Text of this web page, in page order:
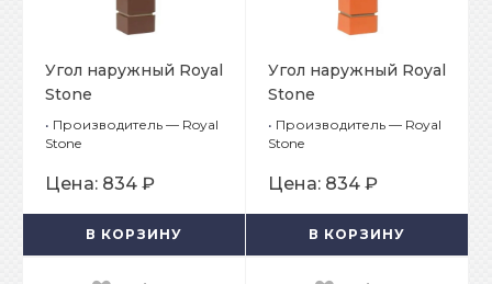
Угол наружный Royal
Stone
Облицовочный
кирпич Окленд
• Производитель — Royal
Stone
Цена: 834 ₽
В КОРЗИНУ
Угол наружный Royal
Stone
Облицовочный
кирпич Нейпир
• Производитель — Royal
Stone
Цена: 834 ₽
В КОРЗИНУ